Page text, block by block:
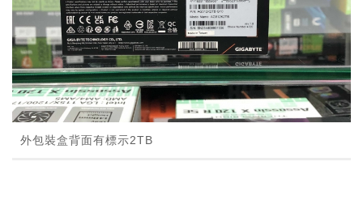
外包裝盒背面有標示2TB